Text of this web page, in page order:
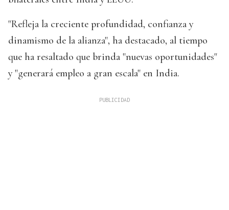
"Refleja la creciente profundidad, confianza y
dinamismo de la alianza", ha destacado, al tiempo
que ha resaltado que brinda "nuevas oportunidades"
y "generará empleo a gran escala" en India.